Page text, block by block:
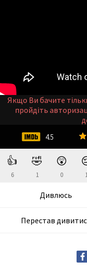
👍
6
🤣
1
😲
0
Дивлюсь
Перестав
4.5
Якщо Ви бачите
пройдіть